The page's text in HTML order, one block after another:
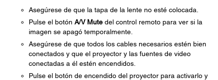
Asegúrese de que la tapa de la lente no esté colocada.
Pulse el botón A/V Mute del control remoto para ver si la
imagen se apagó temporalmente.
Asegúrese de que todos los cables necesarios estén bien
conectados y que el proyector y las fuentes de video
conectadas a él estén encendidos.
Pulse el botón de encendido del proyector para activarlo y